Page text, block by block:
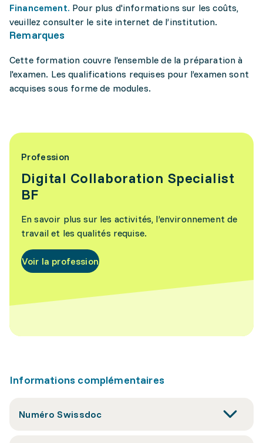
Financement. Pour plus d'informations sur les coûts,
veuillez consulter le site internet de l’institution.
Remarques
Cette formation couvre l'ensemble de la préparation à
l'examen. Les qualifications requises pour l’examen sont
acquises sous forme de modules.
Profession
Digital Collaboration Specialist
BF
En savoir plus sur les activités, l’environnement de
travail et les qualités requise.
Voir la profession
Informations complémentaires
Numéro Swissdoc